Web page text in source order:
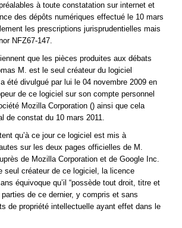
à toute constatation sur internet et
des dépôts numériques effectué le 10 mars
les prescriptions jurisprudentielles mais
NFZ67-147.
que les pièces produites aux débats
M. est le seul créateur du logiciel
été divulgué par lui le 04 novembre 2009 en
de ce logiciel sur son compte personnel
Mozilla Corporation () ainsi que cela
de constat du 10 mars 2011.
qu’à ce jour ce logiciel est mis à
sur les deux pages officielles de M.
de Mozilla Corporation et de Google Inc.
seul créateur de ce logiciel, la licence
équivoque qu’il “possède tout droit, titre et
de ce dernier, y compris et sans
de propriété intellectuelle ayant effet dans le